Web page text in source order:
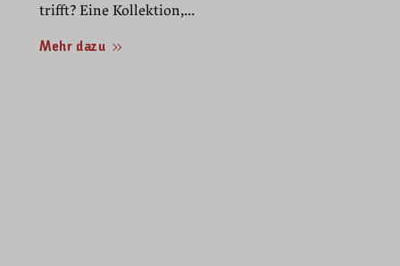
trifft? Eine Kollektion,...
Mehr dazu